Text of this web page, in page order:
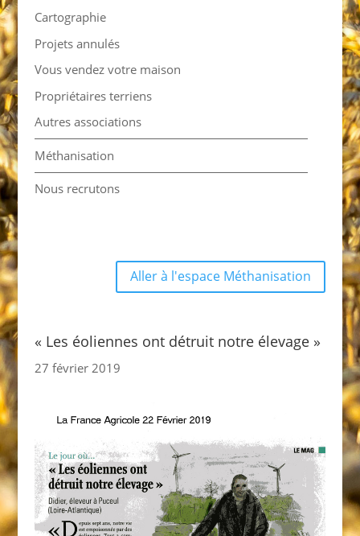
Cartographie
Projets annulés
Vous vendez votre maison
Propriétaires terriens
Autres associations
Méthanisation
Nous recrutons
Aller à l'espace Méthanisation
« Les éoliennes ont détruit notre élevage »
27 février 2019